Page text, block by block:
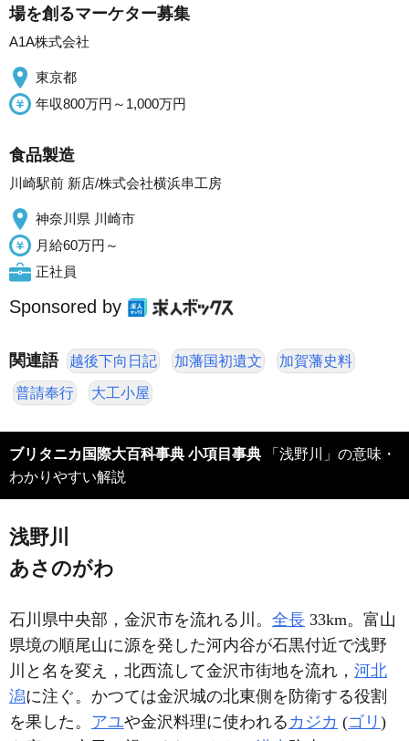
場を創るマーケター募集
A1A株式会社
東京都
年収800万円～1,000万円
食品製造
川崎駅前 新店/株式会社横浜串工房
神奈川県 川崎市
月給60万円～
正社員
Sponsored by
関連語 越後下向日記 加藩国初遺文 加賀藩史料
普請奉行 大工小屋
ブリタニカ国際大百科事典 小項目事典
わかりやすい解説
浅野川
あさのがわ
石川県中央部，金沢市を流れる川。 全長 33km。富山
県境の順尾山に源を発した河内谷が石黒付近で浅野
川と名を変え，北西流して金沢市街地を流れ， 河北
潟に注ぐ。かつては金沢城の北東側を防衛する役割
を果した。 アユや金沢料理に使われる カジカ (ゴリ )